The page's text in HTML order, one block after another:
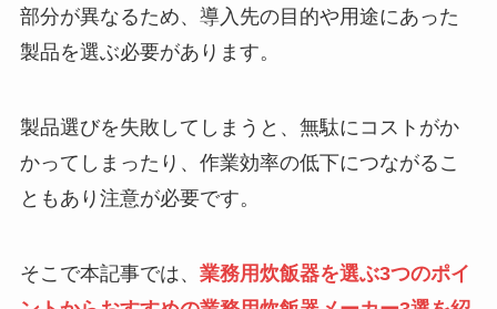
部分が異なるため、導入先の目的や用途にあった
製品を選ぶ必要があります。
製品選びを失敗してしまうと、無駄にコストがか
かってしまったり、作業効率の低下につながるこ
ともあり注意が必要です。
そこで本記事では、 業務用炊飯器を選ぶ3つのポイ